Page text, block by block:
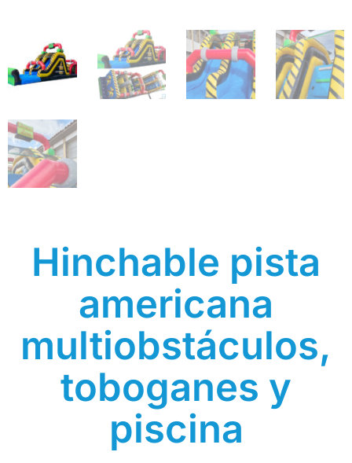
Hinchable pista
americana
multiobstáculos,
toboganes y
piscina